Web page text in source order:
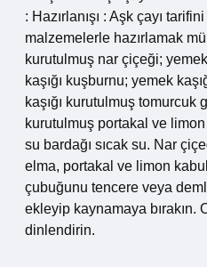
: Hazırlanışı : Aşk çayı
malzemelerle hazırlamak
kurutulmuş nar çiçeği;
kaşığı kuşburnu; yemek
kaşığı kurutulmuş tomurcuk
kurutulmuş portakal ve
su bardağı sıcak su. Nar
elma, portakal ve limon
çubuğunu tencere veya
ekleyip kaynamaya bırakın.
dinlendirin.